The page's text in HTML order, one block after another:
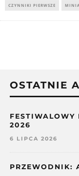
CZYNNIKI PIERWSZE
OSTATNIE
FESTIWALOWY
2026
6 LIPCA 2026
PRZEWODNIK: